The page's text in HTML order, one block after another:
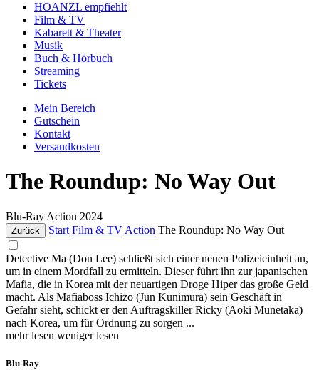
HOANZL empfiehlt
Film & TV
Kabarett & Theater
Musik
Buch & Hörbuch
Streaming
Tickets
Mein Bereich
Gutschein
Kontakt
Versandkosten
The Roundup: No Way Out
Blu-Ray Action 2024
Zurück Start Film & TV Action The Roundup: No Way Out
Detective Ma (Don Lee) schließt sich einer neuen Polizeieinheit an,
um in einem Mordfall zu ermitteln. Dieser führt ihn zur japanischen
Mafia, die in Korea mit der neuartigen Droge Hiper das große Geld
macht. Als Mafiaboss Ichizo (Jun Kunimura) sein Geschäft in
Gefahr sieht, schickt er den Auftragskiller Ricky (Aoki Munetaka)
nach Korea, um für Ordnung zu sorgen ...
mehr lesen weniger lesen
Blu-Ray